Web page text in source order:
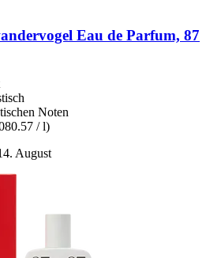
Eau de Parfum, 87
Noten
/ l)
August